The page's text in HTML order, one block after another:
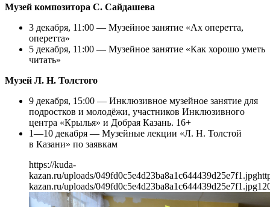
Музей композитора С. Сайдашева
3 декабря, 11:00 — Музейное занятие «Ах оперетта,
оперетта»
5 декабря, 11:00 — Музейное занятие «Как хорошо уметь
читать»
Музей Л. Н. Толстого
9 декабря, 15:00 — Инклюзивное музейное занятие для
подростков и молодёжи, участников Инклюзивного
центра «Крылья» и Добрая Казань. 16+
1—10 декабря — Музейные лекции «Л. Н. Толстой
в Казани» по заявкам
https://kuda-
kazan.ru/uploads/049fd0c5e4d23ba8a1c644439d25e7f1.jpg
kazan.ru/uploads/049fd0c5e4d23ba8a1c644439d25e7f1.jpg